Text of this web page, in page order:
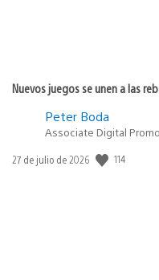
Nuevos juegos se unen a las
Peter Boda
Associate Digital
Fecha
27 de julio de 2026 114